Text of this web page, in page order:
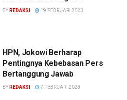
BY REDAKSI 19 FEBRUARI 2023
HPN, Jokowi Berharap
Pentingnya Kebebasan Pers
Bertanggung Jawab
BY REDAKSI 7 FEBRUARI 2023